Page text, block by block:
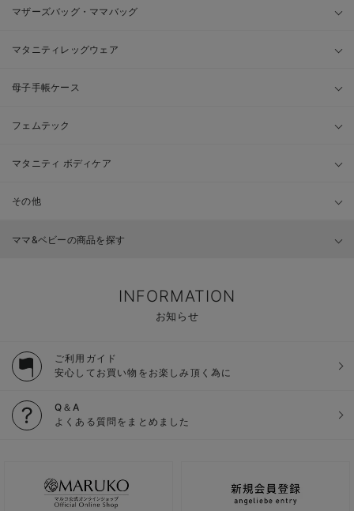
マザーズバッグ・ママバッグ
マタニティレッグウェア
母子手帳ケース
フェムテック
マタニティ ボディケア
その他
ママ&ベビーの商品を探す
INFORMATION
お知らせ
ご利用ガイド
安心してお買い物をお楽しみ頂く為に
Q＆A
よくある質問をまとめました